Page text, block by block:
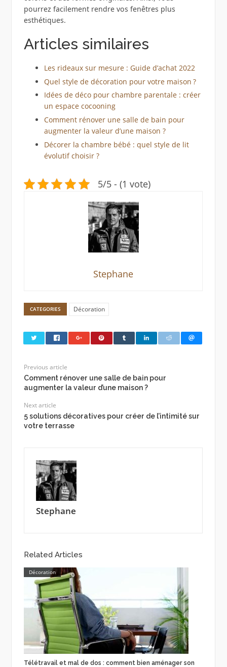
pourrez facilement rendre vos fenêtres plus
esthétiques.
Articles similaires
Les rideaux sur mesure : Guide d’achat 2022
Quel style de décoration pour votre maison ?
Idées de déco pour chambre parentale : créer
un espace cocooning
Comment rénover une salle de bain pour
augmenter la valeur d’une maison ?
Décorer la chambre bébé : quel style de lit
évolutif choisir ?
5/5 - (1 vote)
Stephane
CATEGORIES Décoration
Previous article
Comment rénover une salle de bain pour
augmenter la valeur d’une maison ?
Next article
5 solutions décoratives pour créer de l’intimité sur
votre terrasse
Stephane
Related Articles
Décoration
Télétravail et mal de dos : comment bien aménager son